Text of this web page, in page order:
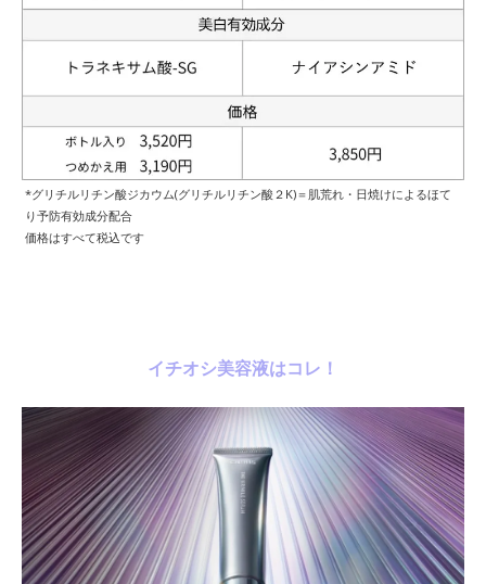
*グリチルリチン酸ジカウム(グリチルリチン酸２K)＝肌荒れ・日焼けによるほて
り予防有効成分配合
価格はすべて税込です
イチオシ美容液はコレ！